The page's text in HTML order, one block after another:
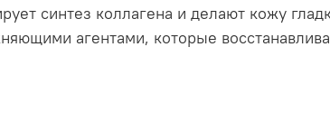
синтез коллагена и делают кожу
агентами, которые